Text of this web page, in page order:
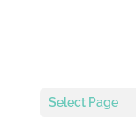
Select Page